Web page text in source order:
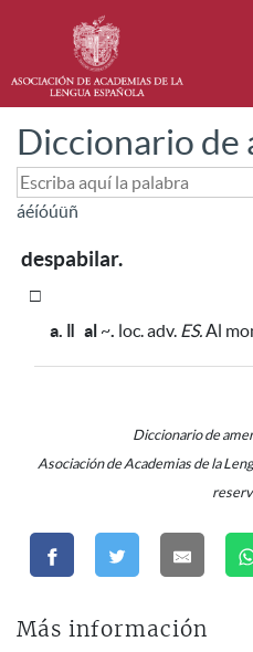
Diccionario de
áéíóúüñ
despabilar.
□
a. ǁ al ~. loc. adv. ES.Al
Diccionario de
Asociación de Academias de la
Más información